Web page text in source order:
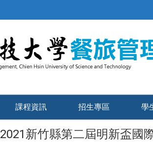
課程資訊 招生專區 學
2021新竹縣第二屆明新盃國